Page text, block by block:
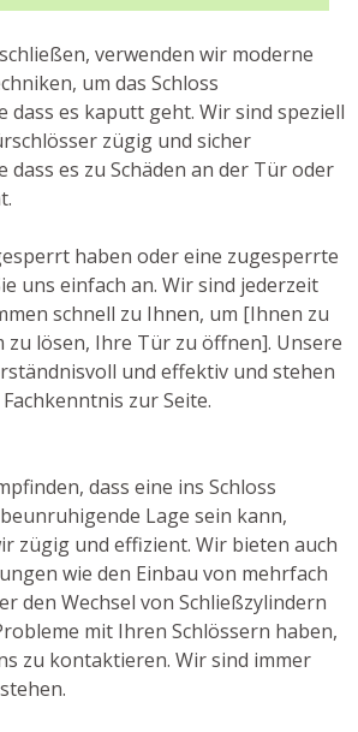
verwenden wir moderne
um das Schloss
dass es kaputt geht. Wir sind speziell
zügig und sicher
dass es zu Schäden an der Tür oder
haben oder eine zugesperrte
uns einfach an. Wir sind jederzeit
schnell zu Ihnen, um [Ihnen zu
zu lösen, Ihre Tür zu öffnen]. Unsere
und effektiv und stehen
zur Seite.
dass eine ins Schloss
Lage sein kann,
zügig und effizient. Wir bieten auch
wie den Einbau von mehrfach
den Wechsel von Schließzylindern
mit Ihren Schlössern haben,
zu kontaktieren. Wir sind immer